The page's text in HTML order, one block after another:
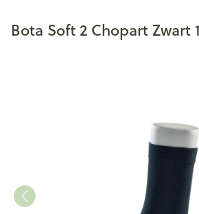
Bota Soft 2 Chopart Zwart